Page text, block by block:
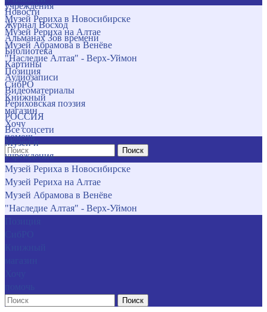
учреждения
Музей Рериха в Новосибирске
Музей Рериха на Алтае
Музей Абрамова в Венёве
"Наследие Алтая" - Верх-Уймон
Позиция
СибРО
Книжный
магазин
Хочу
помочь
Поиск
Новости
Журнал Восход
Альманах Зов времени
Библиотека
Картины
Аудиозаписи
Видеоматериалы
Рериховская поэзия
РОССИЯ
Все соцсети
Музеи и
учреждения
Музей Рериха в Новосибирске
Музей Рериха на Алтае
Музей Абрамова в Венёве
"Наследие Алтая" - Верх-Уймон
Поиск